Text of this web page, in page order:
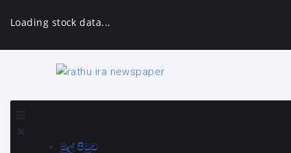
Loading stock data...
මුල් පිටුව